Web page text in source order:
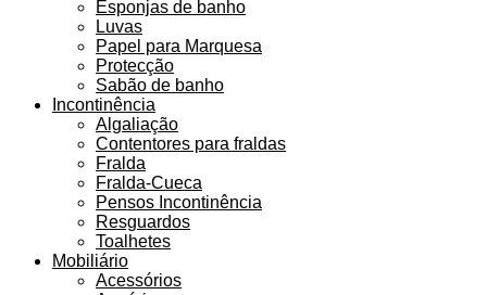
Esponjas de banho
Luvas
Papel para Marquesa
Protecção
Sabão de banho
Incontinência
Algaliação
Contentores para fraldas
Fralda
Fralda-Cueca
Pensos Incontinência
Resguardos
Toalhetes
Mobiliário
Acessórios